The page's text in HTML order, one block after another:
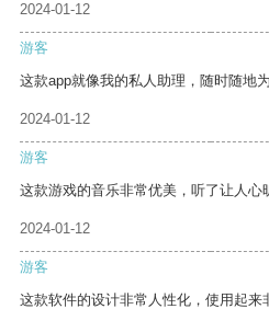
2024-01-12
游客
这款app就像我的私人助理，随时随地
2024-01-12
游客
这款游戏的音乐非常优美，听了让人心
2024-01-12
游客
这款软件的设计非常人性化，使用起来